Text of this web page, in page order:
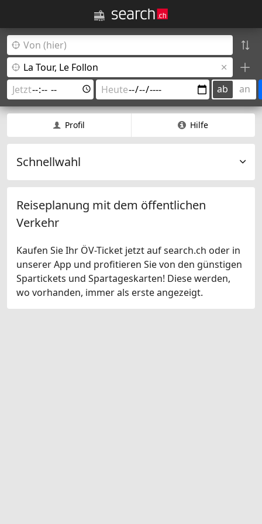
ab an
Profil Hilfe
Schnellwahl
Reiseplanung mit dem öffentlichen
Verkehr
Kaufen Sie Ihr ÖV-Ticket jetzt auf search.ch oder in
unserer App und profitieren Sie von den günstigen
Spartickets und Spartageskarten! Diese werden,
wo vorhanden, immer als erste angezeigt.